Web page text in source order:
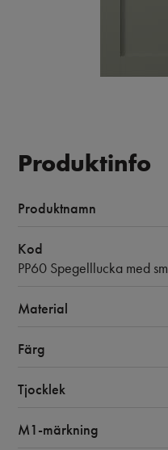
Produktinfo
Produktnamn
Kod
PP60 Spegelllucka med
Material
Färg
Tjocklek
M1-märkning